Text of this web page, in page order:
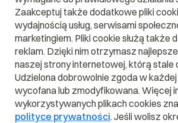
Domena
Domena
.nieruchomosci.pl
Zaakceptuj także dodatkowe pliki
wydajnością usług, serwisami
marketingiem. Pliki cookie służą także
reklam. Dzięki nim otrzymasz
naszej strony internetowej, którą stale
Udzielona dobrowolnie zgoda w
wycofana lub zmodyfikowana. Więcej
wykorzystywanych plikach cookies
polityce prywatności. Jeśli wolisz